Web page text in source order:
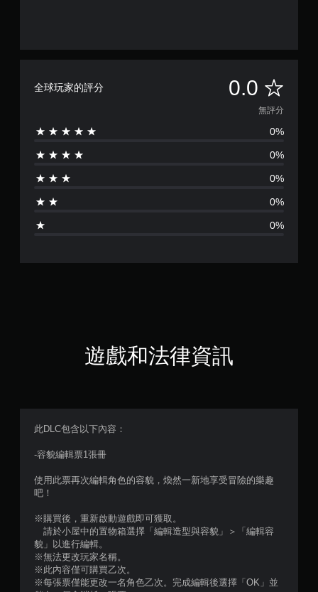
全球玩家的評分 0.0 無
評
分
無評分
0%
0%
0%
0%
0%
遊戲和法律資訊
此DLC包含以下內容：
-容貌編輯票1張冊
使用此票再次編輯角色的容貌，煥然一新地享受冒險的樂趣
吧！
※購買後，重新啟動遊戲即可獲取。
請於小屋中的置物箱選擇「編輯造型與容貌」＞「編輯容
貌」以進行編輯。
※無法更改玩家名稱。
※此內容僅可購買乙次。
※每張票僅能更改一名角色乙次。完成編輯後選擇「OK」並